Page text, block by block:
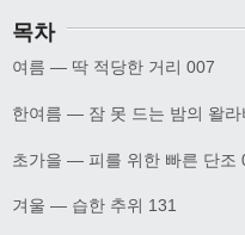
목차
여름 ― 딱 적당한 거리 007
한여름 ― 잠 못 드는 밤의 왈라
초가을 ― 피를 위한 빠른 단조
겨울 ― 습한 추위 131